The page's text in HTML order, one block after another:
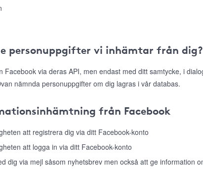
personuppgifter vi inhämtar från dig?
Facebook via deras API, men endast med ditt samtycke, i
nämnda personuppgifter om dig lagras i vår databas.
från Facebook
att registrera dig via ditt Facebook-konto
att logga in via ditt Facebook-konto
dig via mejl såsom nyhetsbrev men också att ge information